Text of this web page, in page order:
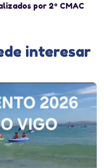
por 2º CMAC
interesar